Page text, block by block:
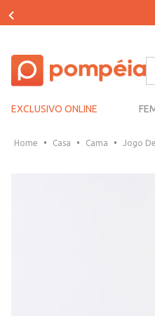
EXCLUSIVO ONLINE
Casa Cama Jogo